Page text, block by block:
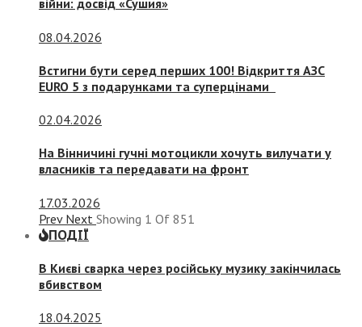
війни: досвід «Сушия»
08.04.2026
Встигни бути серед перших 100! Відкриття АЗС
EURO 5 з подарунками та суперцінами
02.04.2026
На Вінничині гучні мотоцикли хочуть вилучати у
власників та передавати на фронт
17.03.2026
Prev Next Showing 1 Of 851
ПОДІЇ
В Києві сварка через російську музику закінчилась
вбивством
18.04.2025